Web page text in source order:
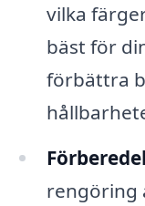
vilka
bäst för
förbättra
rengöring